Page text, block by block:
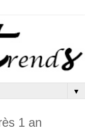
▼
1 an